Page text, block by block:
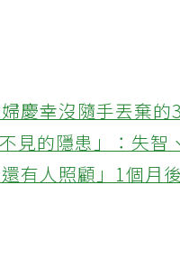
慶幸沒隨手丟棄的
見的隱患」：失智
有人照顧」1個月